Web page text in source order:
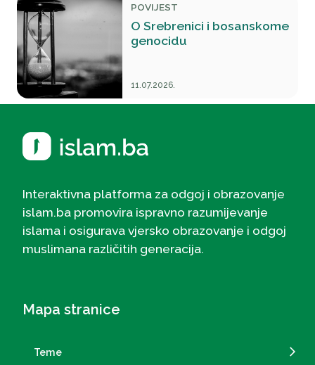
POVIJEST
O Srebrenici i bosanskome
genocidu
11.07.2026.
Interaktivna platforma za odgoj i obrazovanje
islam.ba promovira ispravno razumijevanje
islama i osigurava vjersko obrazovanje i odgoj
muslimana različitih generacija.
Mapa stranice
Teme